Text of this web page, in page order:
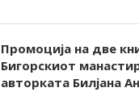
Промоција на две
Бигорскиот
авторката Билјана